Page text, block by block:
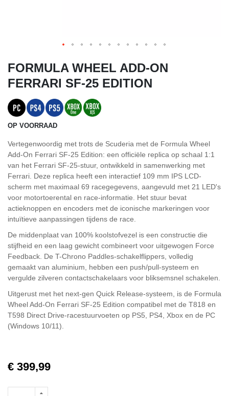
FORMULA WHEEL ADD-ON
FERRARI SF-25 EDITION
OP VOORRAAD
Vertegenwoordig met trots de Scuderia met de Formula Wheel
Add-On Ferrari SF-25 Edition: een officiële replica op schaal 1:1
van het Ferrari SF-25-stuur, ontwikkeld in samenwerking met
Ferrari. Deze replica heeft een interactief 109 mm IPS LCD-
scherm met maximaal 69 racegegevens, aangevuld met 21 LED's
voor motortoerental en race-informatie. Het stuur bevat
actieknoppen en encoders met de iconische markeringen voor
intuïtieve aanpassingen tijdens de race.
De middenplaat van 100% koolstofvezel is een constructie die
stijfheid en een laag gewicht combineert voor uitgewogen Force
Feedback. De T-Chrono Paddles-schakelflippers, volledig
gemaakt van aluminium, hebben een push/pull-systeem en
vergulde zilveren contactschakelaars voor bliksemsnel schakelen.
Uitgerust met het next-gen Quick Release-systeem, is de Formula
Wheel Add-On Ferrari SF-25 Edition compatibel met de T818 en
T598 Direct Drive-racestuurvoeten op PS5, PS4, Xbox en de PC
(Windows 10/11).
€ 399,99